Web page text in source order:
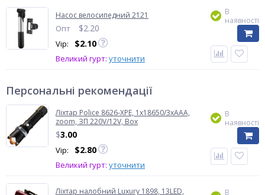
Насос велосипедний 2121
Опт $2.20
Vip: $2.10
Великий гурт: уточнити
В
наявності
Персональні рекомендації
Ліхтар Police 8626-XPE, 1х18650/3xAAA,
zoom, ЗП 220V/12V, Box
$3.00
Vip: $2.80
Великий гурт: уточнити
В
наявності
Ліхтар налобний Luxury 1898, 13LED,
В